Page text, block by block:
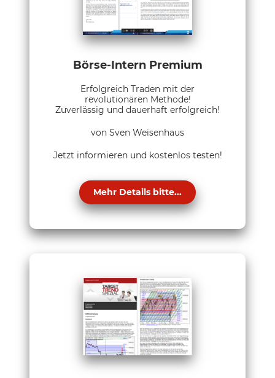
Börse-Intern Premium
Erfolgreich Traden mit der
revolutionären Methode!
Zuverlässig und dauerhaft erfolgreich!
von Sven Weisenhaus
Jetzt informieren und kostenlos testen!
Mehr Details bitte...